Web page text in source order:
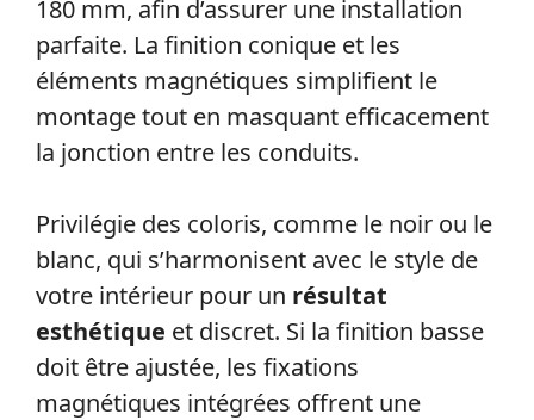
180 mm, afin d’assurer une installation
parfaite. La finition conique et les
éléments magnétiques simplifient le
montage tout en masquant efficacement
la jonction entre les conduits.
Privilégie des coloris, comme le noir ou le
blanc, qui s’harmonisent avec le style de
votre intérieur pour un résultat
esthétique et discret. Si la finition basse
doit être ajustée, les fixations
magnétiques intégrées offrent une